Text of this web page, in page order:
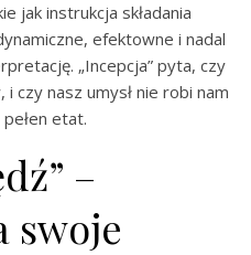
jak instrukcja składania
efektowne i nadal
„Incepcja” pyta, czy
czy nasz umysł nie robi nam
etat.
–
swoje